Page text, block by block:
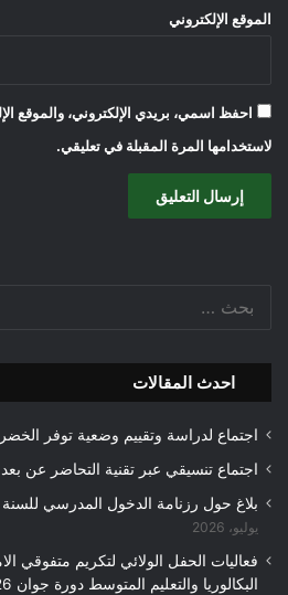
الموقع الإلكتروني
احفظ اسمي، بريدي الإلكتروني، والموقع
لاستخدامها المرة المقبلة في تعليقي.
احدث المقالات
اجتماع لدراسة وتقييم وضعية توفر الخضر
اجتماع تنسيقي عبر تقنية التحاضر عن بعد
بلاغ حول رزنامة الدخول المدرسي للسنة
يوليو، 2026
فعاليات الحفل الولائي لتكريم متفوقي
البكالوريا والتعليم المتوسط دورة جوان 2026